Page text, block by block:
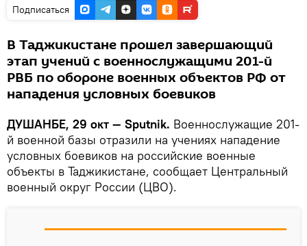
Подписаться
В Таджикистане прошел завершающий
этап учений с военнослужащими 201-й
РВБ по обороне военных объектов РФ от
нападения условных боевиков
ДУШАНБЕ, 29 окт — Sputnik. Военнослужащие 201-
й военной базы отразили на учениях нападение
условных боевиков на российские военные
объекты в Таджикистане, сообщает Центральный
военный округ России (ЦВО).